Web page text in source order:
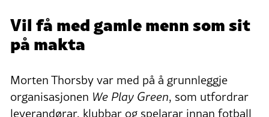
Vil få med gamle menn som sit
på makta
Morten Thorsby var med på å grunnleggje
organisasjonen We Play Green, som utfordrar
leverandørar, klubbar og spelarar innan fotball